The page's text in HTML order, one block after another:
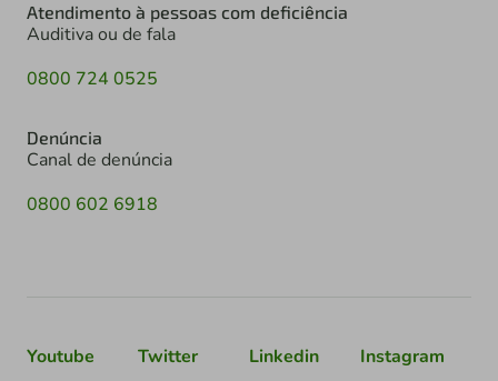
Atendimento à pessoas com deficiência
Auditiva ou de fala
0800 724 0525
Denúncia
Canal de denúncia
0800 602 6918
Youtube Twitter Linkedin Instagram